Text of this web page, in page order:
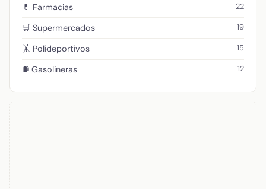
💊 Farmacias 22
🛒 Supermercados 19
🤸 Polideportivos 15
⛽ Gasolineras 12